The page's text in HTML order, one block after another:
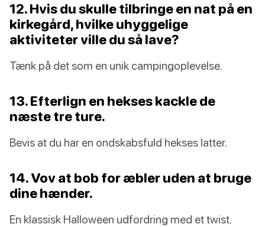
12. Hvis du skulle tilbringe en nat på en
kirkegård, hvilke uhyggelige
aktiviteter ville du så lave?
Tænk på det som en unik campingoplevelse.
13. Efterlign en hekses kackle de
næste tre ture.
Bevis at du har en ondskabsfuld hekses latter.
14. Vov at bob for æbler uden at bruge
dine hænder.
En klassisk Halloween udfordring med et twist.